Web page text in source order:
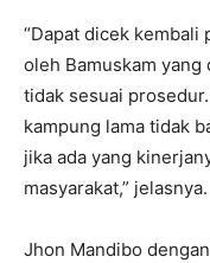
“Dapat dicek kembali
oleh Bamuskam
tidak sesuai
kampung lama tidak
jika ada yang
masyarakat,” jelasnya.
Jhon Mandibo